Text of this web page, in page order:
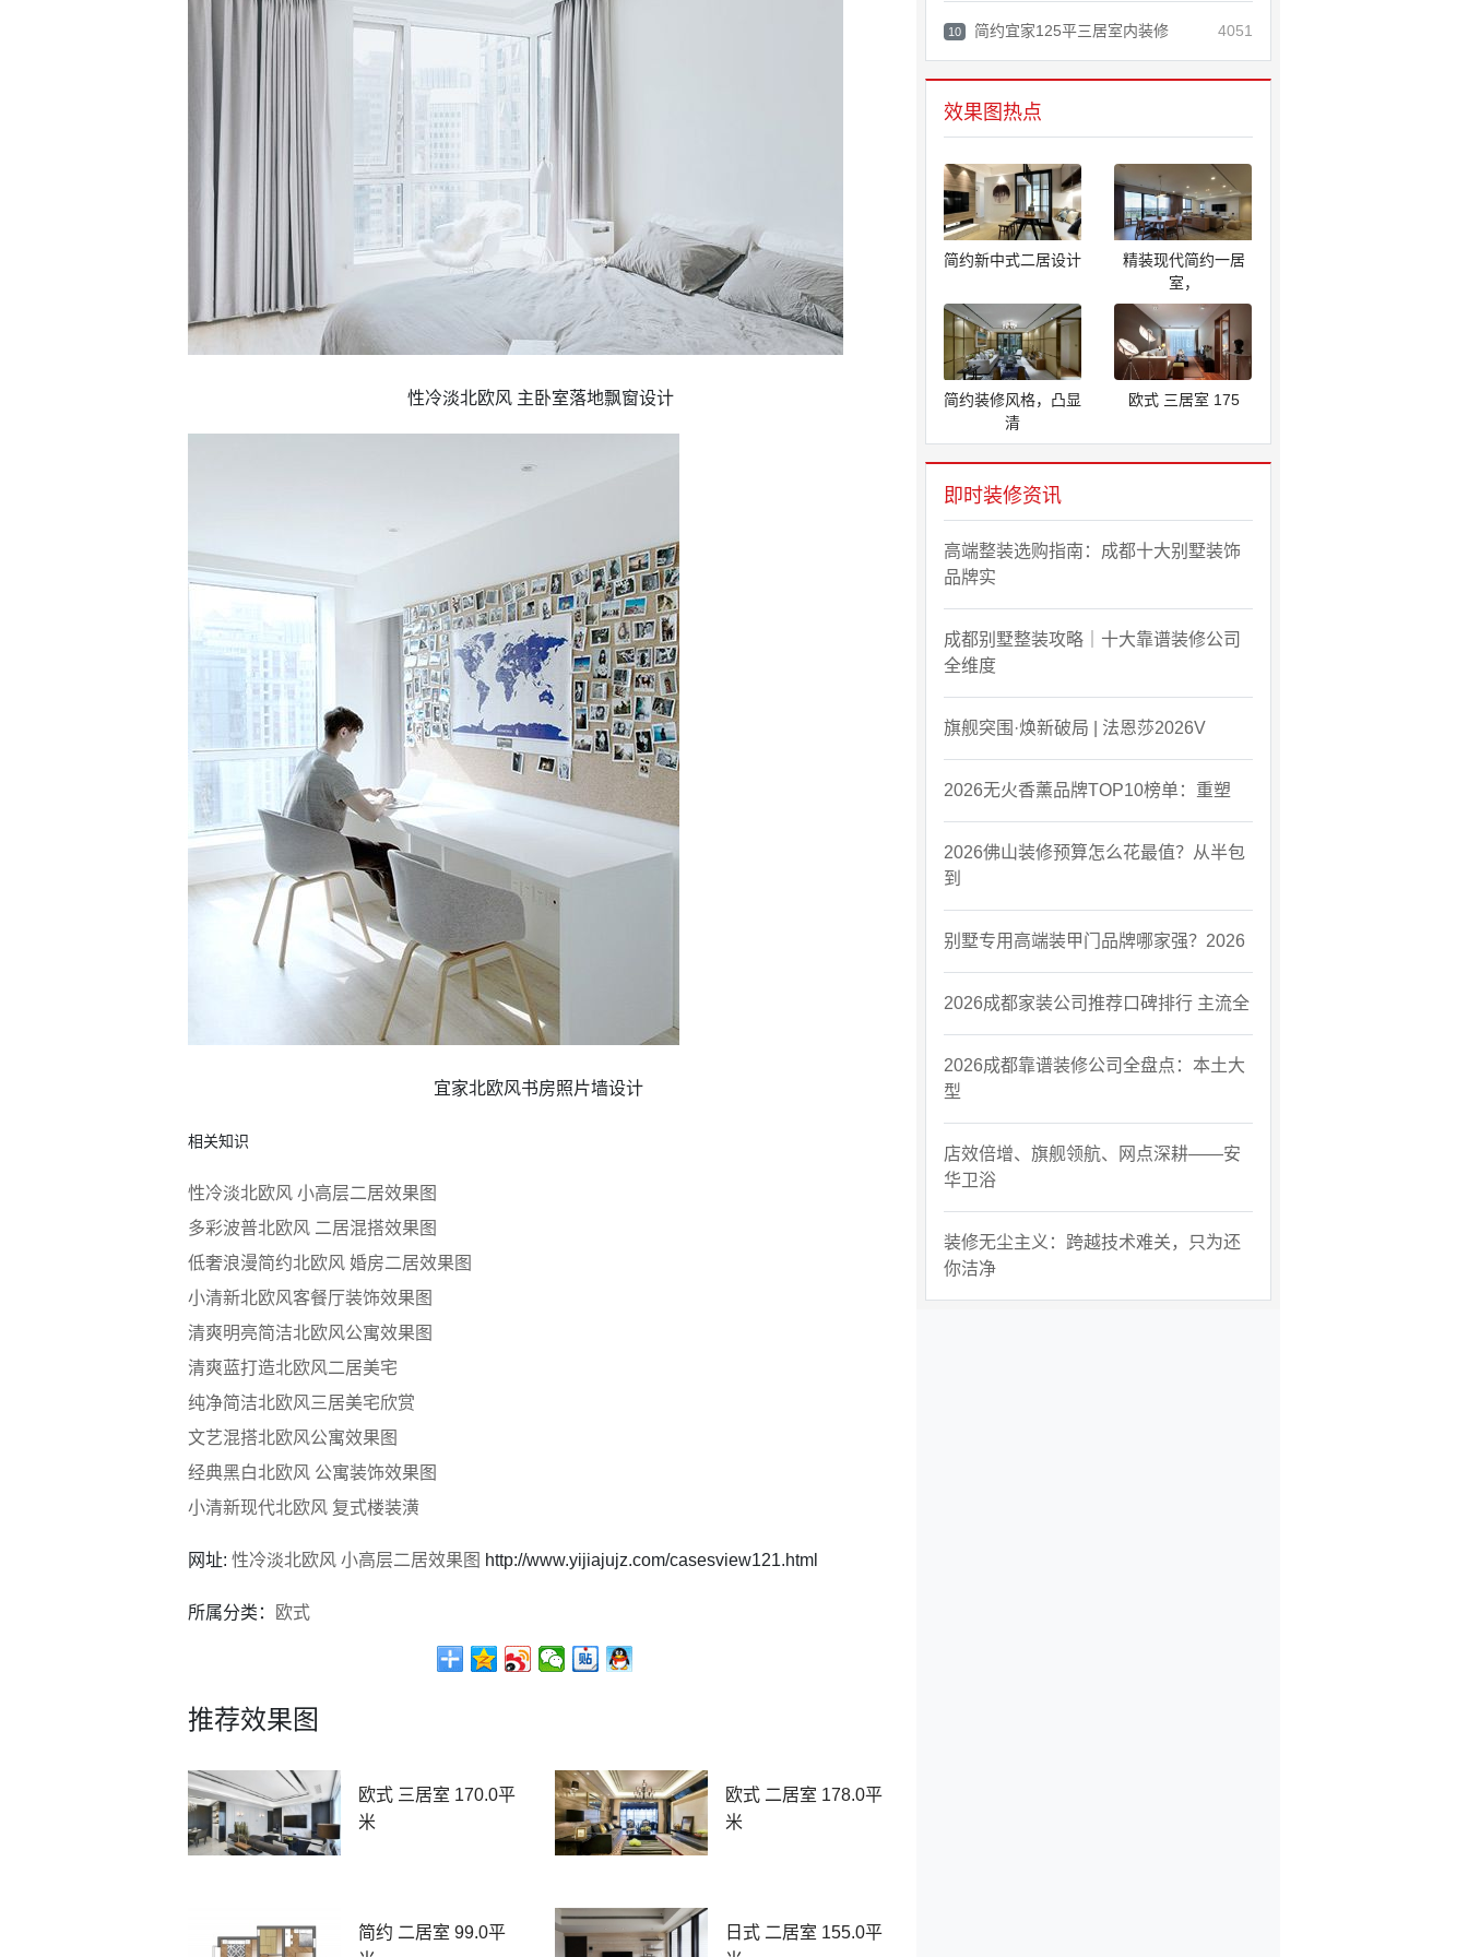
性冷淡北欧风 主卧室落地飘窗设计
宜家北欧风书房照片墙设计
相关知识
性冷淡北欧风 小高层二居效果图
多彩波普北欧风 二居混搭效果图
低奢浪漫简约北欧风 婚房二居效果图
小清新北欧风客餐厅装饰效果图
清爽明亮简洁北欧风公寓效果图
清爽蓝打造北欧风二居美宅
纯净简洁北欧风三居美宅欣赏
文艺混搭北欧风公寓效果图
经典黑白北欧风 公寓装饰效果图
小清新现代北欧风 复式楼装潢
网址: 性冷淡北欧风 小高层二居效果图 http://www.yijiajujz.com/casesview121.html
所属分类： 欧式
推荐效果图
欧式 三居室 170.0平
米
欧式 二居室 178.0平
米
简约 二居室 99.0平
日式 二居室 155.0平
10 简约宜家125平三居室内装修 4051
效果图热点
简约新中式二居设计
精装现代简约一居
室，
简约装修风格，凸显
清
欧式 三居室 175
即时装修资讯
高端整装选购指南：成都十大别墅装饰
品牌实
成都别墅整装攻略｜十大靠谱装修公司
全维度
旗舰突围·焕新破局 | 法恩莎2026V
2026无火香薰品牌TOP10榜单：重塑
2026佛山装修预算怎么花最值？从半包
到
​别墅专用高端装甲门品牌哪家强？2026
2026成都家装公司推荐口碑排行 主流全
2026成都靠谱装修公司全盘点：本土大
型
店效倍增、旗舰领航、网点深耕——安
华卫浴
装修无尘主义：跨越技术难关，只为还
你洁净